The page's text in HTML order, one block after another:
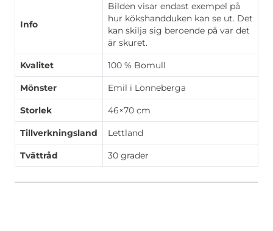
Info
Bilden visar endast exempel på
hur kökshandduken kan se ut. Det
kan skilja sig beroende på var det
är skuret.
Kvalitet 100 % Bomull
Mönster Emil i Lönneberga
Storlek 46×70 cm
Tillverkningsland Lettland
Tvättråd 30 grader